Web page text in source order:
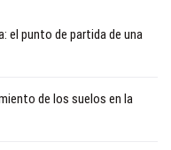
el punto de partida de una
de los suelos en la